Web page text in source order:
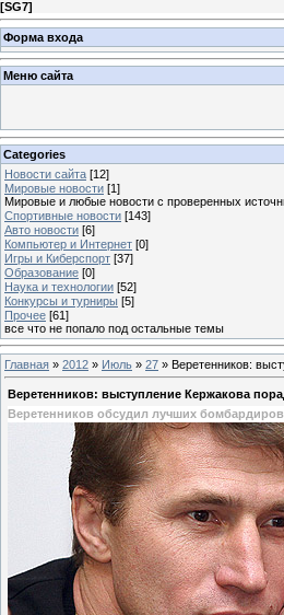
[SG7]
Форма входа
Меню сайта
Categories
Новости сайта [12]
Мировые новости [1]
Мировые и любые новости с проверенных
Спортивные новости [143]
Авто новости [6]
Компьютер и Интернет [0]
Игры и Киберспорт [37]
Образование [0]
Наука и технологии [52]
Конкурсы и турниры [5]
Прочее [61]
все что не попало под остальные темы
Главная » 2012 » Июль » 27 » Веретенников:
Веретенников: выступление Кержакова
Веретенников обсудил лучших